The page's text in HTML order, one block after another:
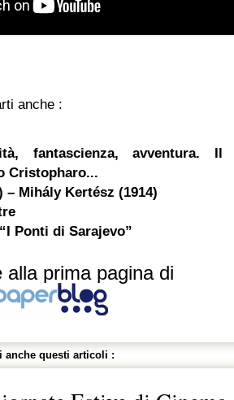
anche :
fantascienza, avventura. Il
Cristopharo...
– Mihály Kertész (1914)
Ponti di Sarajevo”
alla prima pagina di
anche questi articoli :